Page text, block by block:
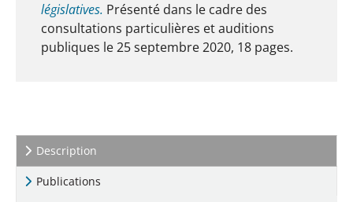
Description
Publications
législatives. Présenté dans le cadre des
consultations particulières et auditions
publiques le 25 septembre 2020, 18 pages.